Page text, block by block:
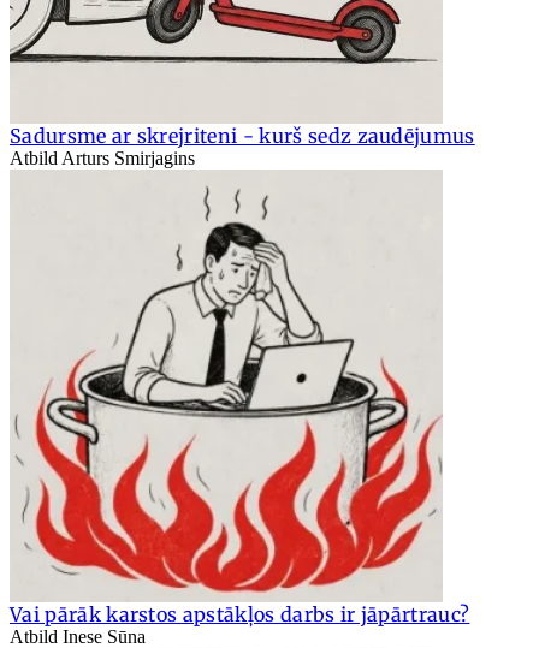
Sadursme ar skrejriteni - kurš sedz zaudējumus
Atbild Arturs Smirjagins
Vai pārāk karstos apstākļos darbs ir jāpārtrauc?
Atbild Inese Sūna